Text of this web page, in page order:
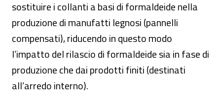
sostituire i collanti a basi di formaldeide nella
produzione di manufatti legnosi (pannelli
compensati), riducendo in questo modo
l’impatto del rilascio di formaldeide sia in fase di
produzione che dai prodotti finiti (destinati
all’arredo interno).